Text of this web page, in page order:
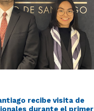
recibe visita de
durante el primer